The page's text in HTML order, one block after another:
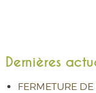
Dernières
FERMETURE